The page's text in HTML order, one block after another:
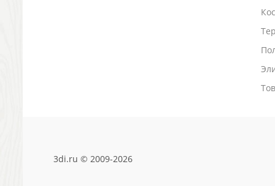
Визитницы настольные
3di.ru © 2009-2026